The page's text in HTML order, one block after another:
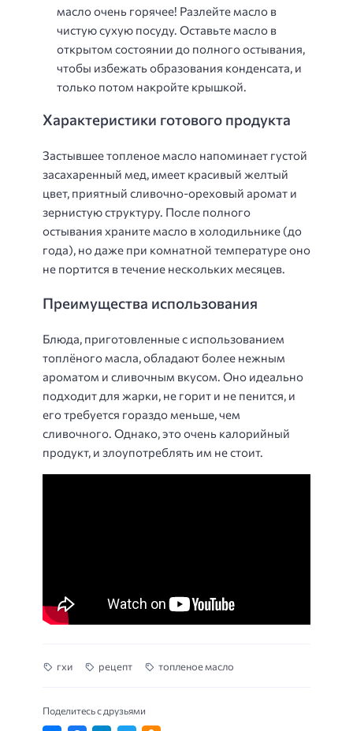
масло очень горячее! Разлейте масло в
чистую сухую посуду. Оставьте масло в
открытом состоянии до полного остывания,
чтобы избежать образования конденсата, и
только потом накройте крышкой.
Характеристики готового продукта
Застывшее топленое масло напоминает густой
засахаренный мед, имеет красивый желтый
цвет, приятный сливочно-ореховый аромат и
зернистую структуру. После полного
остывания храните масло в холодильнике (до
года), но даже при комнатной температуре оно
не портится в течение нескольких месяцев.
Преимущества использования
Блюда, приготовленные с использованием
топлёного масла, обладают более нежным
ароматом и сливочным вкусом. Оно идеально
подходит для жарки, не горит и не пенится, и
его требуется гораздо меньше, чем
сливочного. Однако, это очень калорийный
продукт, и злоупотреблять им не стоит.
гхи рецепт топленое масло
Поделитесь с друзьями